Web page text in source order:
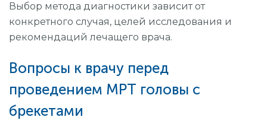
Выбор метода диагностики зависит от
конкретного случая, целей исследования и
рекомендаций лечащего врача.
Вопросы к врачу перед
проведением МРТ головы с
брекетами